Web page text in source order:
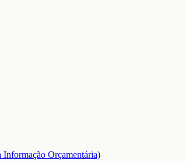
Informação Orçamentária)